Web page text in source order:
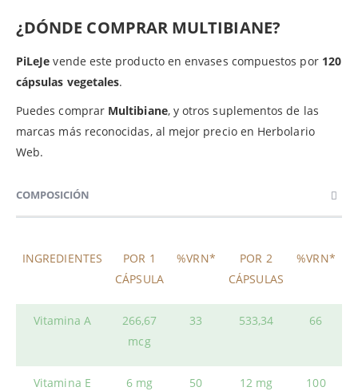
¿DÓNDE COMPRAR MULTIBIANE?
PiLeJe vende este producto en envases compuestos por 120
cápsulas vegetales.
Puedes comprar Multibiane, y otros suplementos de las
marcas más reconocidas, al mejor precio en Herbolario
Web.
COMPOSICIÓN
INGREDIENTES
POR 1
CÁPSULA
%VRN*
POR 2
CÁPSULAS
%VRN*
Vitamina A
266,67
mcg
33 533,34 66
Vitamina E 6 mg 50 12 mg 100